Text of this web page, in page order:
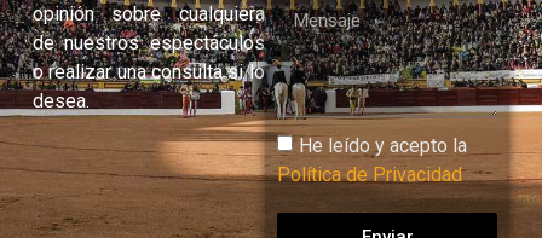
opinión sobre cualquiera
de nuestros espectáculos
o realizar una consulta si lo
desea.
He leído y acepto la
Política de Privacidad